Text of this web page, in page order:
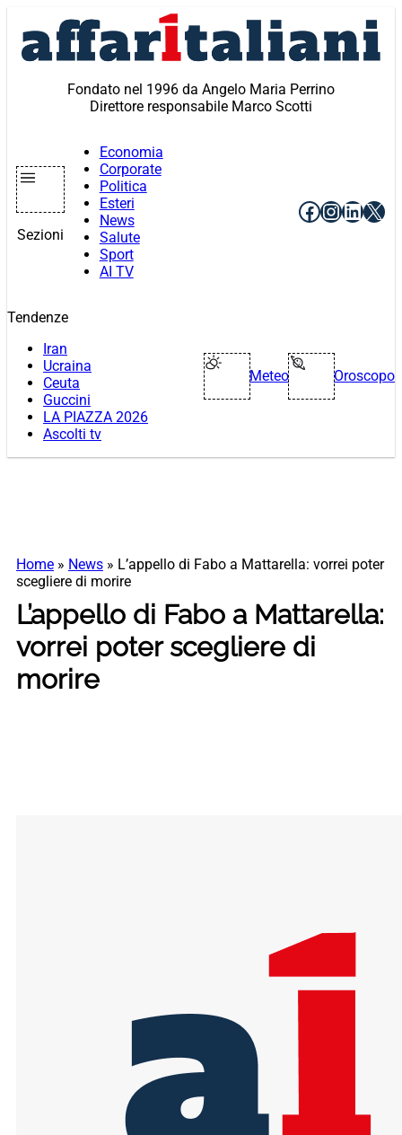
contenuto
Fondato nel 1996 da Angelo Maria Perrino
Direttore responsabile Marco Scotti
Sezioni
Economia
Corporate
Politica
Esteri
News
Salute
Sport
AI TV
Facebook
X
Tendenze
Iran
Ucraina
Ceuta
Guccini
LA PIAZZA 2026
Ascolti tv
Meteo Oroscopo
Home » News » L’appello di Fabo a Mattarella: vorrei poter
scegliere di morire
L’appello di Fabo a Mattarella:
vorrei poter scegliere di
morire